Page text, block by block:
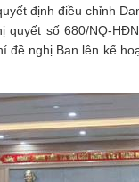
định điều chỉnh
số 680/NQ-
đề nghị Ban lên kế